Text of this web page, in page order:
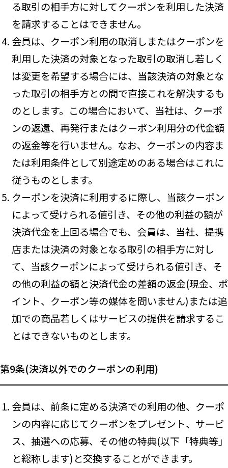
る取引の相手方に対してクーポンを利用した決済
を請求することはできません。
会員は、クーポン利用の取消しまたはクーポンを
利用した決済の対象となった取引の取消し若しく
は変更を希望する場合には、当該決済の対象とな
った取引の相手方との間で直接これを解決するも
のとします。この場合において、当社は、クーポ
ンの返還、再発行またはクーポン利用分の代金額
の返金等を行いません。なお、クーポンの内容ま
たは利用条件として別途定めのある場合はこれに
従うものとします。
クーポンを決済に利用するに際し、当該クーポン
によって受けられる値引き、その他の利益の額が
決済代金を上回る場合でも、会員は、当社、提携
店または決済の対象となる取引の相手方に対し
て、当該クーポンによって受けられる値引き、そ
の他の利益の額と決済代金の差額の返金(現金、ポ
イント、クーポン等の媒体を問いません)または追
加での商品若しくはサービスの提供を請求するこ
とはできないものとします。
第9条(決済以外でのクーポンの利用)
会員は、前条に定める決済での利用の他、クーポ
ンの内容に応じてクーポンをプレゼント、サービ
ス、抽選への応募、その他の特典(以下「特典等」
と総称します)と交換することができます。